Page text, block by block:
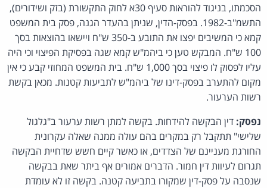
הסכמתו, בניגוד להוראות סעיף 30א לחוק התקשורת (בזק ושידורים),
התשמ"ב-1982. בפסק-הדין, שניתן בהעדר הגנה, פסק בית המשפט
קמא כי המשיבים יפצו את התובע ב-350 ש"ח ויישאו בהוצאות בסך
100 ש"ח. המבקש טען כי ביהמ"ש קמא שגה בפסיקת הפיצוי וכי היה
עליו לפסוק לו פיצוי בסך 1,000 ש"ח. בית המשפט המחוזי קבע כי אין
מקום להתערב בפסק-דינו של ביהמ"ש לתביעות קטנות. מכאן בקשת
רשות הערעור.
נפסק: דין הבקשה להידחות. בקשה למתן רשות ערעור ב"גלגול
שלישי" תתקבל רק במקרים בהם עולה ממנה שאלה עקרונית
החורגת מעניינם של הצדדים, או כאשר קיים חשש שדחיית הבקשה
תגרום לעיוות דין חמור. הדברים אמורים אף ביתר שאת בבקשה
שנסבה על פסק-דין שמקורו בתביעה קטנה. בקשה זו לא עומדת